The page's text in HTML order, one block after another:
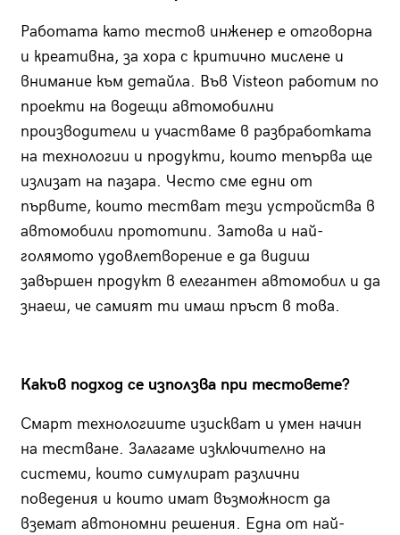
Работата като тестов инженер е отговорна
и креативна, за хора с критично мислене и
внимание към детайла. Във Visteon работим по
проекти на водещи автомобилни
производители и участваме в разбработката
на технологии и продукти, които тепърва ще
излизат на пазара. Често сме едни от
първите, които тестват тези устройства в
автомобили прототипи. Затова и най-
голямото удовлетворение е да видиш
завършен продукт в елегантен автомобил и да
знаеш, че самият ти имаш пръст в това.
Какъв подход се използва при тестовете?
Смарт технологиите изискват и умен начин
на тестване. Залагаме изключително на
системи, които симулират различни
поведения и които имат възможност да
вземат автономни решения. Една от най-